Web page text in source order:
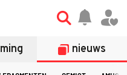
nieuws